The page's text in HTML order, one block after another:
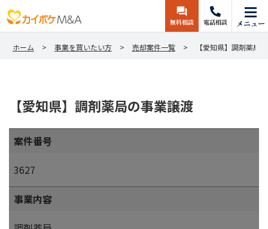
無料相談 電話相談 メニュー
ホーム 事業を買いたい方 売却案件一覧 【愛知県】調剤薬局
【愛知県】調剤薬局の事業譲渡
案件番号
3627
事業内容